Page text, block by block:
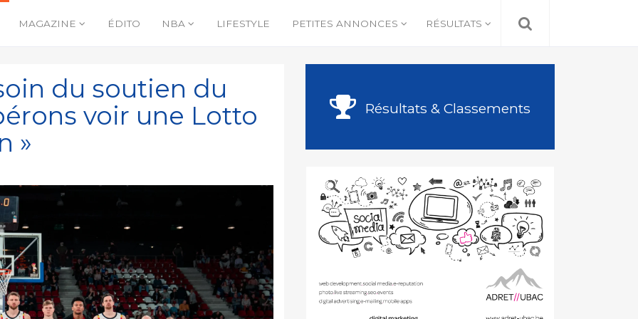
MAGAZINE ÉDITO NBA LIFESTYLE PETITES ANNONCES RÉSULTATS
du soutien du
voir une Lotto
»
Résultats & Classements